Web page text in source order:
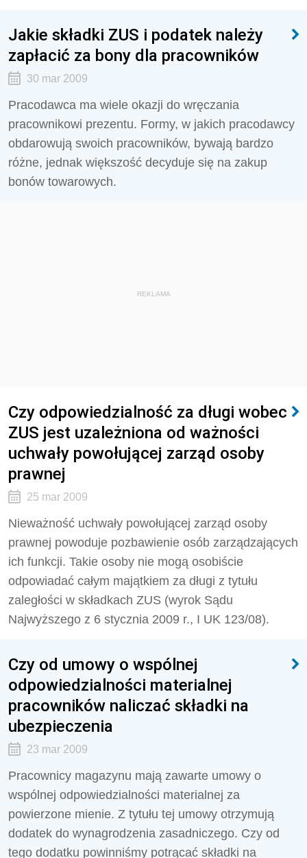
Jakie składki ZUS i podatek należy
zapłacić za bony dla pracowników
30 mar 2009
Pracodawca ma wiele okazji do wręczania
pracownikowi prezentu. Formy, w jakich pracodawcy
obdarowują swoich pracowników, bywają bardzo
różne, jednak większość decyduje się na zakup
bonów towarowych.
REKLAMA
Czy odpowiedzialność za długi wobec
ZUS jest uzależniona od ważności
uchwały powołującej zarząd osoby
prawnej
25 mar 2009
Nieważność uchwały powołującej zarząd osoby
prawnej powoduje pozbawienie osób zarządzających
ich funkcji. Takie osoby nie mogą osobiście
odpowiadać całym majątkiem za długi z tytułu
zaległości w składkach ZUS (wyrok Sądu
Najwyższego z 6 stycznia 2009 r., I UK 123/08).
Czy od umowy o wspólnej
odpowiedzialności materialnej
pracowników naliczać składki na
ubezpieczenia
23 mar 2009
Pracownicy magazynu mają zawarte umowy o
wspólnej odpowiedzialności materialnej za
powierzone mienie. Z tytułu tej umowy otrzymują
dodatek do wynagrodzenia zasadniczego. Czy od
tego dodatku powinniśmy potrącać składki na